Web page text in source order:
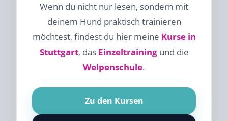
Wenn du nicht nur lesen, sondern mit
deinem Hund praktisch trainieren
möchtest, findest du hier meine Kurse in
Stuttgart, das Einzeltrainingund die
Welpenschule.
Zu den Kursen